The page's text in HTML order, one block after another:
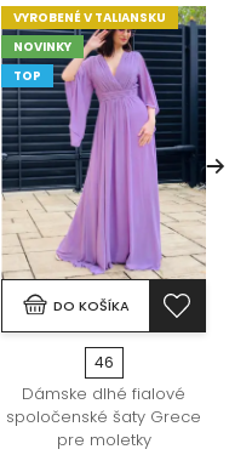
VYROBENÉ V TALIANSKU
NOVINKY
TOP
DO KOŠÍKA
46
Dámske dlhé fialové
spoločenské šaty Grece
pre moletky